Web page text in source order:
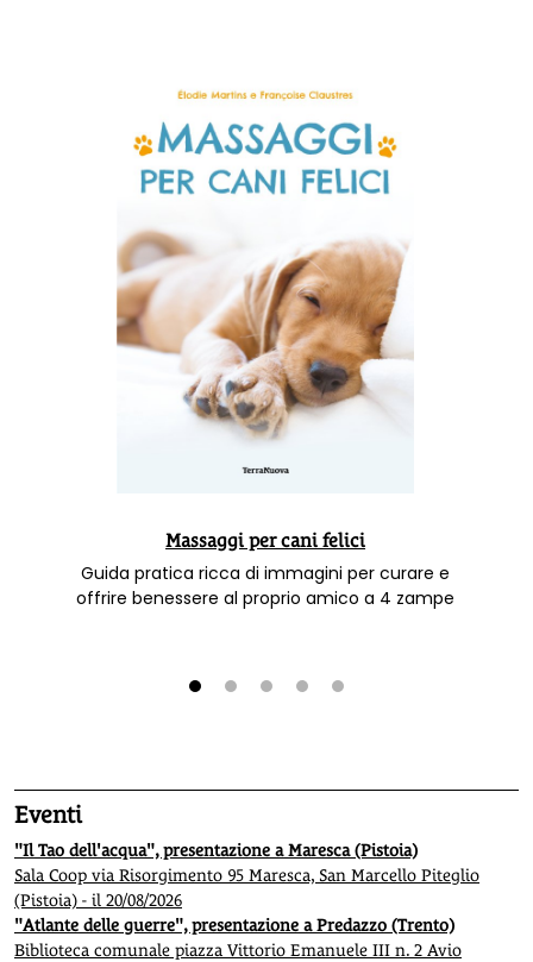
Massaggi per cani felici
Guida pratica ricca di immagini per curare e
offrire benessere al proprio amico a 4 zampe
Eventi
"Il Tao dell'acqua", presentazione a Maresca (Pistoia)
Sala Coop via Risorgimento 95 Maresca, San Marcello Piteglio
(Pistoia) - il 20/08/2026
"Atlante delle guerre", presentazione a Predazzo (Trento)
Biblioteca comunale piazza Vittorio Emanuele III n. 2 Avio